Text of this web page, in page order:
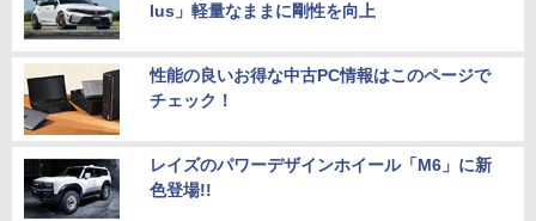
lus」軽量なままに剛性を向上
性能の良いお得な中古PC情報はこのページで
チェック！
レイズのパワーデザインホイール「M6」に新
色登場!!